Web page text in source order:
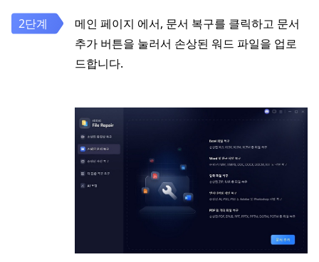
메인 페이지 에서, 문서 복구를 클릭하고 문서
추가 버튼을 눌러서 손상된 워드 파일을 업로
드합니다.